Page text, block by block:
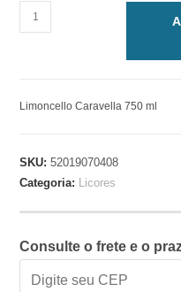
Limoncello Caravella 750 ml
SKU:52019070408
Categoria: Licores
Consulte o frete e o